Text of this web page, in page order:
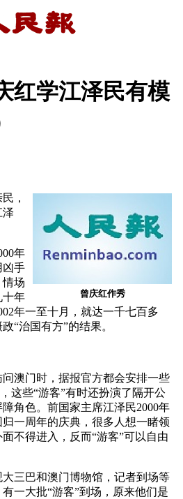
红学江泽民有模
曾庆红作秀
，
泽
年
凶手
情场
十年
年一至十月，就达一千七百多
“治国有方”的结果。
澳门时，据报官方都会安排一些
这些“游客”有时还扮演了隔开公
角色。前国家主席江泽民2000年
一周年的庆典，很多人想一睹领
不得进入，反而“游客”可以自由
三巴和澳门博物馆，记者到场等
一大批“游客”到场，原来他们是